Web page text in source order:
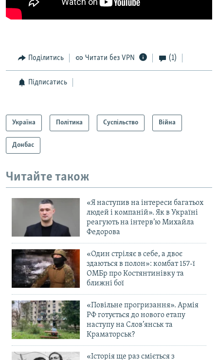
Поділитись Читати без VPN (1)
Підписатись
Україна Політика Суспільство Війна
Донбас
Читайте також
«Я наступив на інтереси багатьох
людей і компаній». Як в Україні
реагують на інтерв’ю Михайла
Федорова
«Один стріляє в себе, а двоє
здаються в полон»: комбат 157-ї
ОМБр про Костянтинівку та
ближні бої
«Повільне прогризання». Армія
РФ готується до нового етапу
наступу на Слов’янськ та
Краматорськ?
«Історія ще раз сміється з